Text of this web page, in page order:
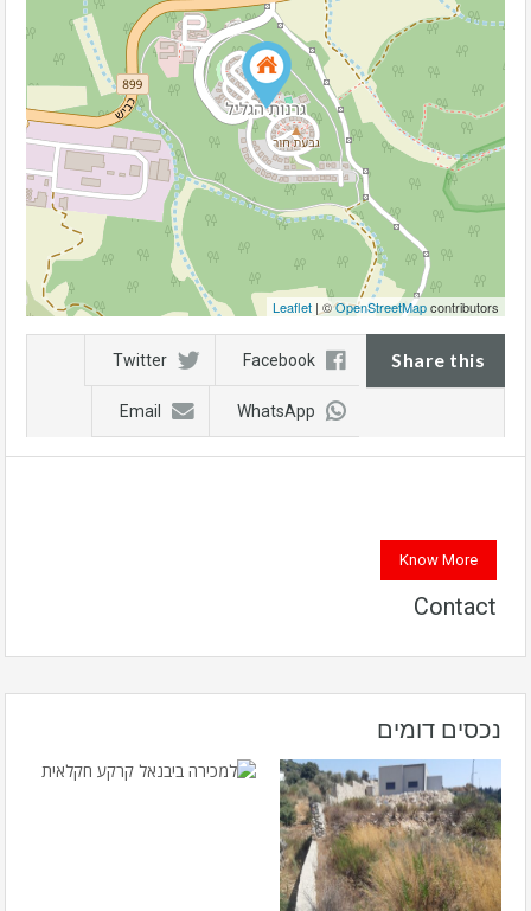
Leaflet | ©OpenStreetMapcontributors
Share this
Facebook
Twitter
WhatsApp
Email
Know More
Contact
נכסים דומים